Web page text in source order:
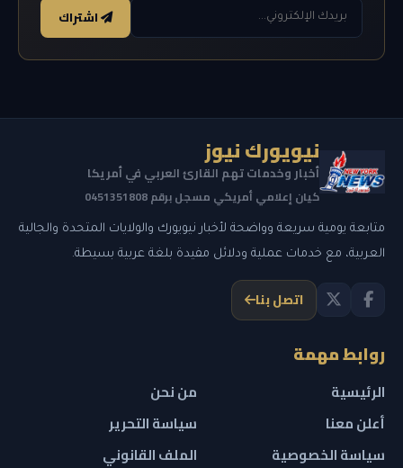
اشتراك
نيويورك نيوز
أخبار وخدمات تهم القارئ العربي في أمريكا
كيان إعلامي أمريكي مسجل برقم 0451351808
متابعة يومية سريعة وواضحة لأخبار نيويورك والولايات المتحدة والجالية
العربية، مع خدمات عملية ودلائل مفيدة بلغة عربية بسيطة.
اتصل بنا
روابط مهمة
الرئيسية
من نحن
أعلن معنا
سياسة التحرير
سياسة الخصوصية
الملف القانوني